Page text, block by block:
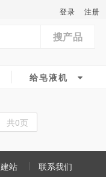
登录 注册
搜产品
给皂液机
共0页
建站 联系我们